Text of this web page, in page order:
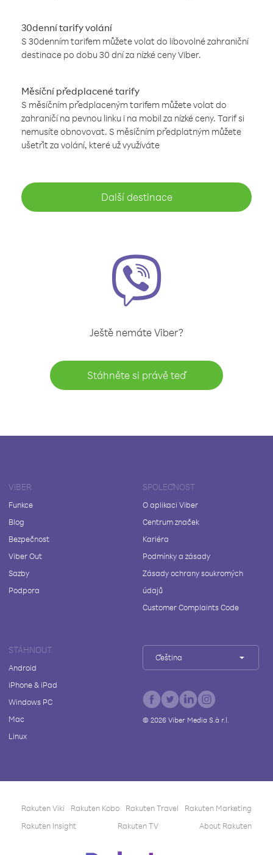
30denní tarify volání
S 30denním tarifem můžete volat do libovolné zahraniční
destinace po dobu 30 dní za nízké ceny Viber.
Měsíční předplacené tarify
S měsíčním předplaceným tarifem můžete volat do
zahraničí na pevnou linku i na mobil za nízké ceny. Tarif si
nemusíte obnovovat. S měsíčním předplatným můžete
ušetřit za volání, které už využíváte
Další destinace
Ještě nemáte Viber?
Stáhněte si právě teď
VIBER
Funkce
Blog
Bezpečnost
Viber Out
Sazby
Podpora
SPOLEČNOST
O aplikaci Viber
Centrum značek
Kariéra
Podmínky a zásady
Zásady ochrany soukromých
údajů
Customer Complaints Code
STÁHNOUT
Android
iPhone & iPad
Windows PC
Mac
Linux
Čeština
© 2026Viber Media S.à r.l.
Rakuten Viki Rakuten Kobo Rakuten Travel
Rakuten Marketing
Rakuten Insight
Rakuten TV About Rakuten